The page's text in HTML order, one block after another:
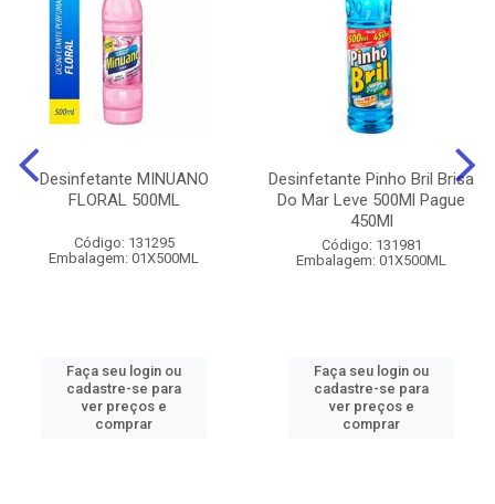
Desinfetante MINUANO
FLORAL 500ML
Código: 131295
Embalagem: 01X500ML
Faça seu login ou
cadastre-se para
ver preços e
comprar
Desinfetante Pinho Bril Brisa
Do Mar Leve 500Ml Pague
450Ml
Código: 131981
Embalagem: 01X500ML
Faça seu login ou
cadastre-se para
ver preços e
comprar